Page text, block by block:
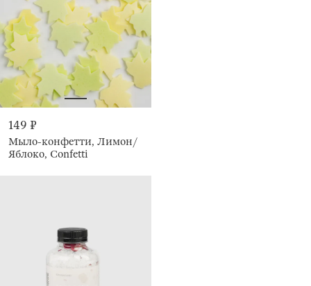
149 ₽
Мыло-конфетти, Лимон/
Яблоко, Confetti